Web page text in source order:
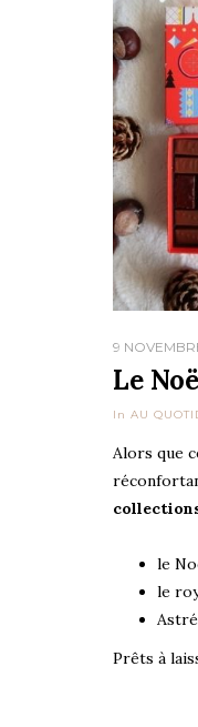
9
Le
In AU
Alors que
le
le
Prêts à